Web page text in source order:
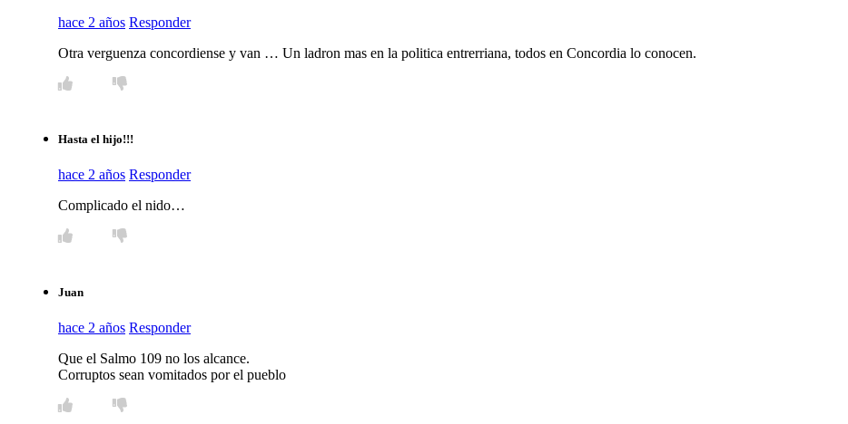
hace 2 años Responder
Otra verguenza concordiense y van … Un ladron mas en la politica entrerriana, todos en Concordia lo conocen.
Hasta el hijo!!!
hace 2 años Responder
Complicado el nido…
Juan
hace 2 años Responder
Que el Salmo 109 no los alcance.
Corruptos sean vomitados por el pueblo